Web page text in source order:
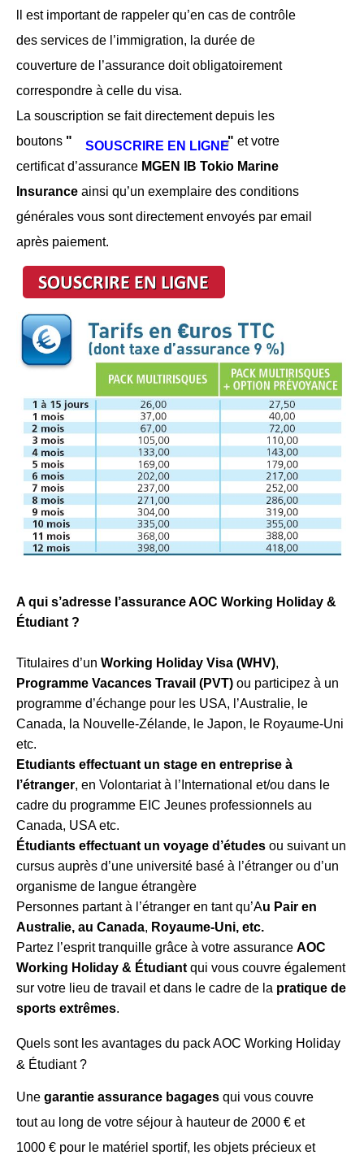
ll est important de rappeler qu’en cas de contrôle
des services de l’immigration, la durée de
couverture de l’assurance doit obligatoirement
correspondre à celle du visa.
La souscription se fait directement depuis les
boutons " SOUSCRIRE EN LIGNE" et votre
certificat d’assurance MGEN IB Tokio Marine
Insurance ainsi qu’un exemplaire des conditions
générales vous sont directement envoyés par email
après paiement.
A qui s’adresse l’assurance AOC Working Holiday &
Étudiant ?
Titulaires d’un Working Holiday Visa (WHV),
Programme Vacances Travail (PVT) ou participez à un
programme d’échange pour les USA, l’Australie, le
Canada, la Nouvelle-Zélande, le Japon, le Royaume-Uni
etc.
Etudiants effectuant un stage en entreprise à
l’étranger, en Volontariat à l’International et/ou dans le
cadre du programme EIC Jeunes professionnels au
Canada, USA etc.
Étudiants effectuant un voyage d’études ou suivant un
cursus auprès d’une université basé à l’étranger ou d’un
organisme de langue étrangère
Personnes partant à l’étranger en tant qu’Au Pair en
Australie, au Canada, Royaume-Uni, etc.
Partez l’esprit tranquille grâce à votre assurance AOC
Working Holiday & Étudiant qui vous couvre également
sur votre lieu de travail et dans le cadre de la pratique de
sports extrêmes.
Quels sont les avantages du pack AOC Working Holiday
& Étudiant ?
Une garantie assurance bagages qui vous couvre
tout au long de votre séjour à hauteur de 2000 € et
1000 € pour le matériel sportif, les objets précieux et